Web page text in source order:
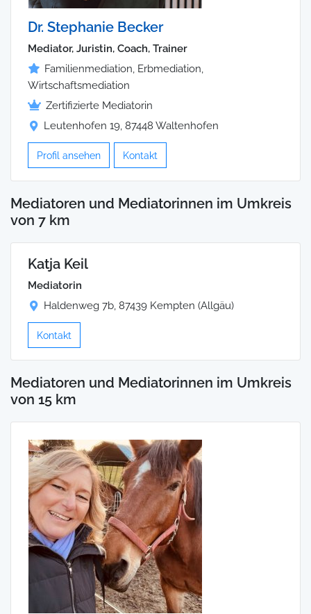
Dr. Stephanie Becker
Mediator, Juristin, Coach, Trainer
Familienmediation, Erbmediation,
Wirtschaftsmediation
Zertifizierte Mediatorin
Leutenhofen 19, 87448 Waltenhofen
Profil ansehen Kontakt
Mediatoren und Mediatorinnen im Umkreis
von 7 km
Katja Keil
Mediatorin
Haldenweg 7b, 87439 Kempten (Allgäu)
Kontakt
Mediatoren und Mediatorinnen im Umkreis
von 15 km